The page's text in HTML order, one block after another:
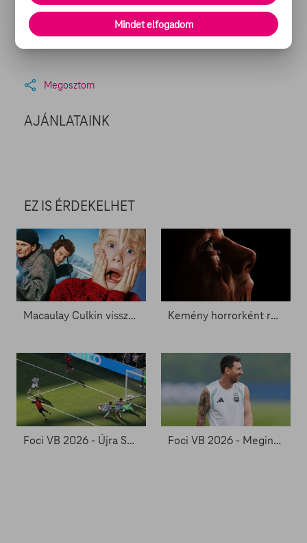
A rebootot mellesleg Dan Mazer (Nagyfater elszabadul)
rendezi és a sztorin pedig a Saturday Night Live
nevezetű talk show két forgatókönyírója dolgozik.
Megosztom
AJÁNLATAINK
EZ IS ÉRDEKELHET
Macaulay Culkin visszatérhet Kevinként - Zacc nélkül 2096. Kemény horrorként rúghatja be az ajtót Agyagpofa - Zacc nélkül 2093.
Foci VB 2026 - Újra Spanyolország a futballvilág trónján Foci VB 2026 - Megint a végén jön a dráma?
Mindet elfogadom